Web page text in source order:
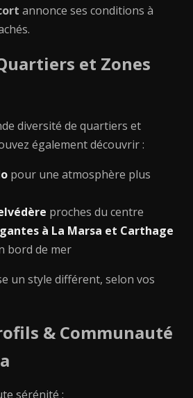
annonce ses conditions à
et Zones
diversité de quartiers et
également découvrir :
pour une atmosphère plus
proches du centre
à La Marsa et Carthage
bord de mer
un style différent, selon vos
& Communauté
sérénité :